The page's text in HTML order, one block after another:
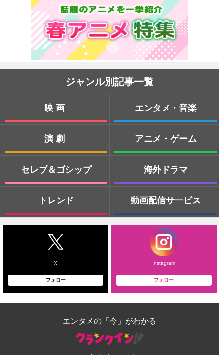
ジャンル別記事一覧
映画
演劇
セレブ＆ゴシップ
トレンド
エンタメ・音楽
アニメ・ゲーム
海外ドラマ
動画配信サービス
X
フォロー
Instagram
フォロー
エンタメの「今」がわかる